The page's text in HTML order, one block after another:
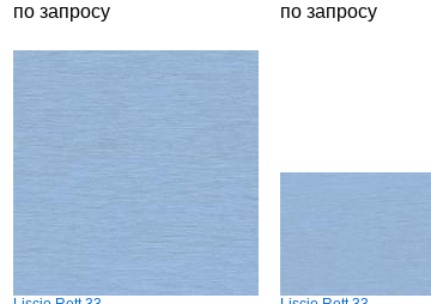
по запросу по запросу